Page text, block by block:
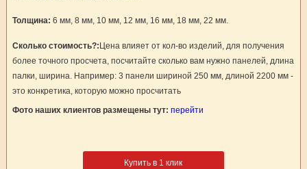
Толщина: 6 мм, 8 мм, 10 мм, 12 мм, 16 мм, 18 мм, 22 мм.
Сколько стоимость?: Цена влияет от кол-во изделий, для получения
более точного просчета, посчитайте сколько вам нужно панелей, длина
палки, ширина. Например: 3 панели шириной 250 мм, длиной 2200 мм -
это конкретика, которую можно просчитать
Фото наших клиентов размещены тут: перейти
Купить в 1 клик